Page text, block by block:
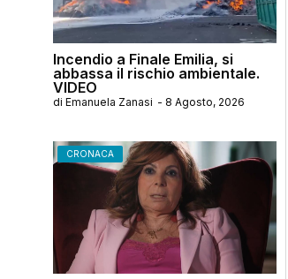
Incendio a Finale Emilia, si
abbassa il rischio ambientale.
VIDEO
di Emanuela Zanasi - 8 Agosto, 2026
CRONACA